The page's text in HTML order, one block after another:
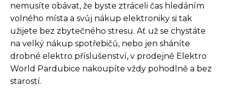
nemusíte obávat, že byste ztráceli čas hledáním
volného místa a svůj nákup elektroniky si tak
užijete bez zbytečného stresu. Ať už se chystáte
na velký nákup spotřebičů, nebo jen sháníte
drobné elektro příslušenství, v prodejně Elektro
World Pardubice nakoupíte vždy pohodlně a bez
starostí.